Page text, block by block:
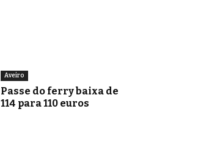
Aveiro
Passe do ferry baixa de
114 para 110 euros